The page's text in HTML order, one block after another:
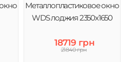
Металлопластиковое окно
WDS лоджия 2350х1650
18719 грн
21840 грн